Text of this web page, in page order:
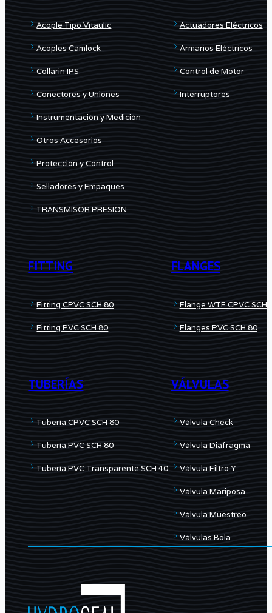
Acople Tipo Vitaulic
Acoples Camlock
Collarin IPS
Conectores y Uniones
Instrumentación y Medición
Otros Accesorios
Protección y Control
Selladores y Empaques
TRANSMISOR PRESION
Actuadores Eléctricos
Armarios Eléctricos
Control de Motor
Interruptores
FITTING
Fitting CPVC SCH 80
Fitting PVC SCH 80
FLANGES
Flange WTF CPVC SCH
Flanges PVC SCH 80
TUBERÍAS
Tubería CPVC SCH 80
Tubería PVC SCH 80
Tubería PVC Transparente SCH 40
VÁLVULAS
Válvula Check
Válvula Diafragma
Válvula Filtro Y
Válvula Mariposa
Válvula Muestreo
Válvulas Bola